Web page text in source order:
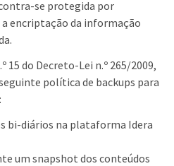
se protegida por
encriptação da informação
15 do Decreto-Lei n.º 265/2009,
política de backups para
bi-diários na plataforma Idera
um snapshot dos conteúdos